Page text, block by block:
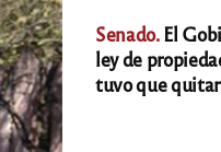
Senado.El
ley de
tuvo que